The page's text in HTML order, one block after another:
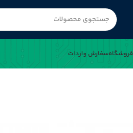
فروشگاهسفارش واردات